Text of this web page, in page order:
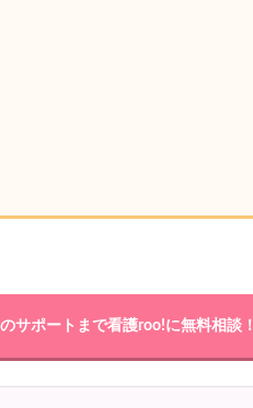
サポートまで看護roo!に無料相談！